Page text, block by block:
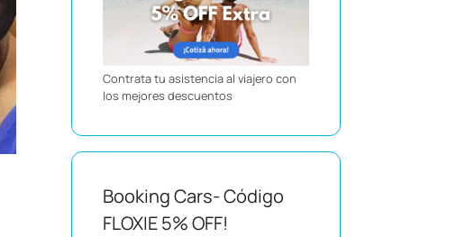
Contrata tu asistencia al viajero con
los mejores descuentos
Booking Cars- Código
FLOXIE 5% OFF!